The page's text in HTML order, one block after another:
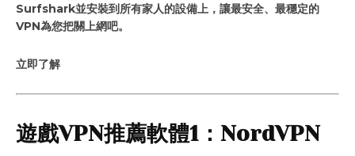
Surfshark並安裝到所有家人的設備上，讓最安全、最穩定的
VPN為您把關上網吧。
立即了解
遊戲VPN推薦軟體1：NordVPN